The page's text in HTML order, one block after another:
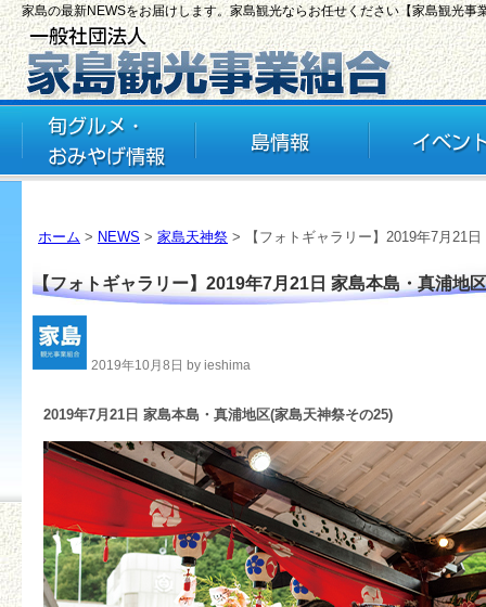
家島の最新NEWSをお届けします。家島観光ならお任せください【家島観光事
ホーム > NEWS > 家島天神祭 > 【フォトギャラリー】2019年7月21
【フォトギャラリー】2019年7月21日 家島本島・真浦地
2019年10月8日 by ieshima
2019年7月21日 家島本島・真浦地区(家島天神祭その25)